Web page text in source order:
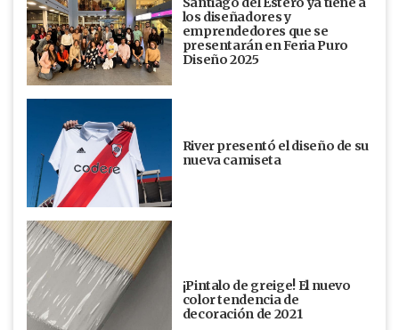
los diseñadores y
emprendedores que se
presentarán en Feria Puro
Diseño 2025
River presentó el diseño de su
nueva camiseta
¡Pintalo de greige! El nuevo
color tendencia de
decoración de 2021